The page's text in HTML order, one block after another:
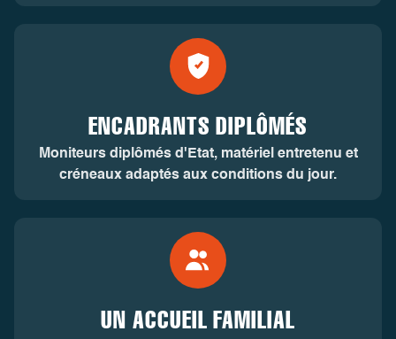
ENCADRANTS DIPLÔMÉS
Moniteurs diplômés d'Etat, matériel entretenu et
créneaux adaptés aux conditions du jour.
UN ACCUEIL FAMILIAL